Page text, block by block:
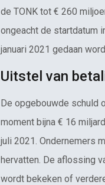
de TONK tot € 260
ongeacht de startdatum
januari 2021 gedaan
Uitstel van
De opgebouwde schuld
moment bijna € 16
juli 2021. Ondernemers
hervatten. De aflossing
wordt bekeken of